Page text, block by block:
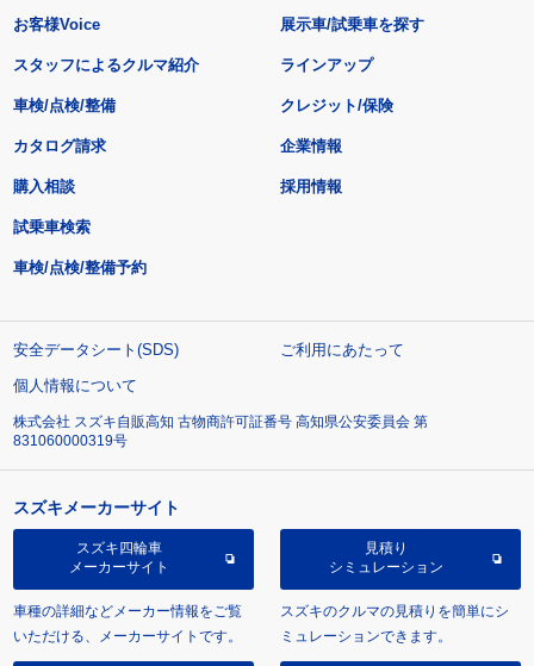
お客様Voice
スタッフによるクルマ紹介
展示車/試乗車を探す
ラインアップ
車検/点検/整備 クレジット/保険
カタログ請求
購入相談
試乗車検索
車検/点検/整備予約
企業情報
採用情報
安全データシート(SDS)
ご利用にあたって
個人情報について
株式会社 スズキ自販高知 古物商許可証番号 高知県公安委員会 第
831060000319号
スズキメーカーサイト
スズキ四輪車
メーカーサイト
車種の詳細などメーカー情報をご覧
いただける、メーカーサイトです。
見積り
シミュレーション
スズキのクルマの見積りを簡単にシ
ミュレーションできます。